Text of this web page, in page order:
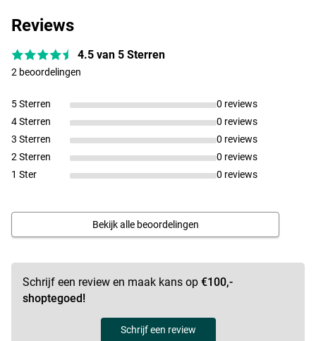
Maver Reel Darkside 5000
- Overbrenging: 4.7:1
- Trekkracht: 18kg
- Gewicht: 430g
Maver Reel Darkside 10000
- Kogellagers: 6+1
- Overbrenging: 4.6:1
- Gewicht: 530g
Reviews
4.5 van 5 Sterren
2 beoordelingen
5 Sterren
0 reviews
4 Sterren
0 reviews
3 Sterren
0 reviews
2 Sterren
0 reviews
1 Ster
0 reviews
Bekijk alle beoordelingen
Schrijf een review en maak kans op €100,-
shoptegoed!
Schrijf een review